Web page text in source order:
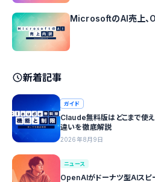
MicrosoftのAI売上、
新着記事
ガイド
Claude無料版はどこまで使え
違いを徹底解説
2026年8月9日
ニュース
OpenAIがドーナツ型AIス